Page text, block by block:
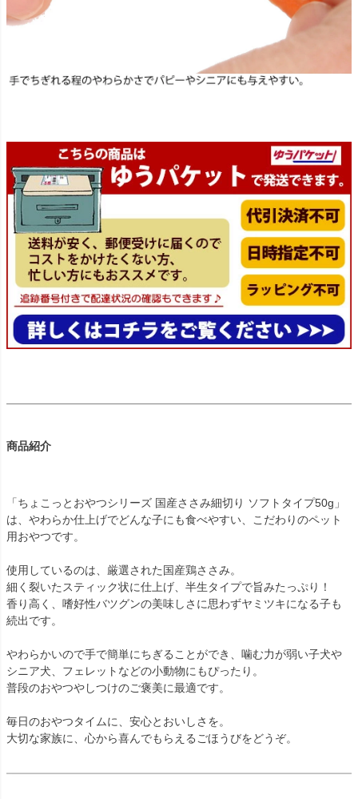
商品紹介
「ちょこっとおやつシリーズ 国産ささみ細切り ソフトタイプ50g」
は、やわらか仕上げでどんな子にも食べやすい、こだわりのペット
用おやつです。
使用しているのは、厳選された国産鶏ささみ。
細く裂いたスティック状に仕上げ、半生タイプで旨みたっぷり！
香り高く、嗜好性バツグンの美味しさに思わずヤミツキになる子も
続出です。
やわらかいので手で簡単にちぎることができ、噛む力が弱い子犬や
シニア犬、フェレットなどの小動物にもぴったり。
普段のおやつやしつけのご褒美に最適です。
毎日のおやつタイムに、安心とおいしさを。
大切な家族に、心から喜んでもらえるごほうびをどうぞ。